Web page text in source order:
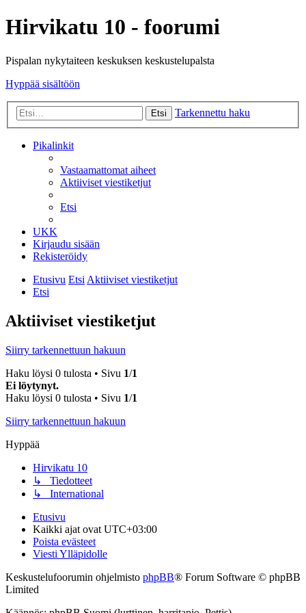
Hirvikatu 10 - foorumi
Pispalan nykytaiteen keskuksen keskustelupalsta
Hyppää sisältöön
Etsi Tarkennettu haku
Pikalinkit
Vastaamattomat aiheet
Aktiiviset viestiketjut
Etsi
UKK
Kirjaudu sisään
Rekisteröidy
Etusivu EtsiAktiiviset viestiketjut
Etsi
Aktiiviset viestiketjut
Siirry tarkennettuun hakuun
Haku löysi 0 tulosta • Sivu 1/1
Ei löytynyt.
Haku löysi 0 tulosta • Sivu 1/1
Siirry tarkennettuun hakuun
Hyppää
Hirvikatu 10
↳ Tiedotteet
↳ International
Etusivu
Kaikki ajat ovat UTC+03:00
Poista evästeet
Viesti Ylläpidolle
Keskustelufoorumin ohjelmisto phpBB® Forum Software © phpBB
Limited